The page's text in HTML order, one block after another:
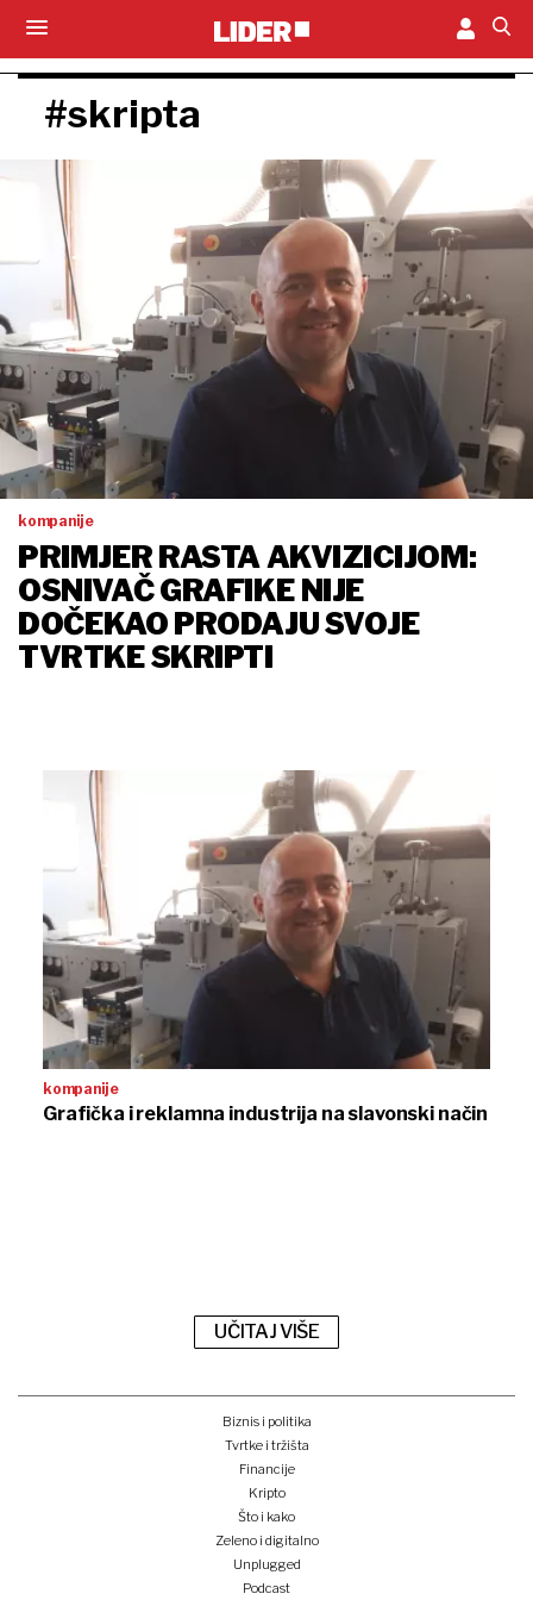
#skripta
kompanije
PRIMJER RASTA AKVIZICIJOM:
OSNIVAČ GRAFIKE NIJE
DOČEKAO PRODAJU SVOJE
TVRTKE SKRIPTI
kompanije
Grafička i reklamna industrija na slavonski način
UČITAJ VIŠE
Biznis i politika
Tvrtke i tržišta
Financije
Kripto
Što i kako
Zeleno i digitalno
Unplugged
Podcast